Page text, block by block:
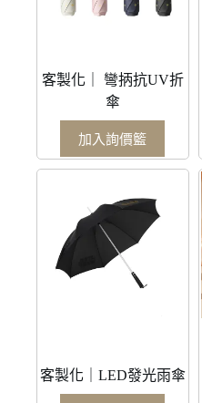
客製化｜ 彎抦抗UV折
傘
加入詢價籃
客製化｜LED發光雨傘